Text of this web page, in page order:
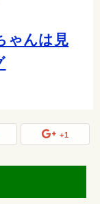
ゃんは見
+1